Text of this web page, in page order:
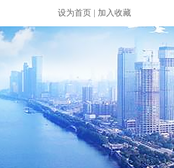
设为首页 加入收藏